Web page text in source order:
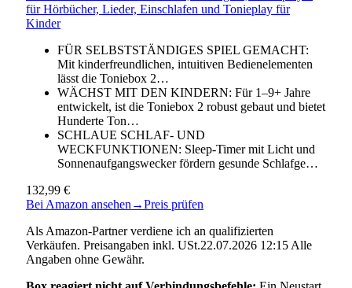
für Hörbücher, Lieder, Einschlafen und Tonieplay für
Kinder
FÜR SELBSTSTÄNDIGES SPIEL GEMACHT:
Mit kinderfreundlichen, intuitiven Bedienelementen
lässt die Toniebox 2…
WÄCHST MIT DEN KINDERN: Für 1–9+ Jahre
entwickelt, ist die Toniebox 2 robust gebaut und bietet
Hunderte Ton…
SCHLAUE SCHLAF- UND
WECKFUNKTIONEN: Sleep-Timer mit Licht und
Sonnenaufgangswecker fördern gesunde Schlafge…
132,99 €
Bei Amazon ansehen →Preis prüfen
Als Amazon-Partner verdiene ich an qualifizierten
Verkäufen. Preisangaben inkl. USt.22.07.2026 12:15 Alle
Angaben ohne Gewähr.